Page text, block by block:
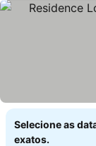
Selecione as
exatos.